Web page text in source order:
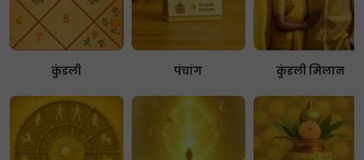
कुंडली पंचांग कुंडली मिलान